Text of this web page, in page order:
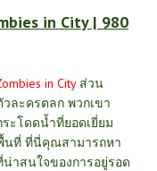
in City | 980
in City ส่วน
ละครตลก พวกเขา
ะโดดน้ำที่ยอดเยี่ยม
นที่ ที่นี่คุณสามารถหา
าสนใจของการอยู่รอด